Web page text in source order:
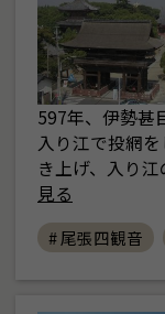
597年、伊勢甚
入り江で投網
き上げ、入り
見る
# 尾張四観音